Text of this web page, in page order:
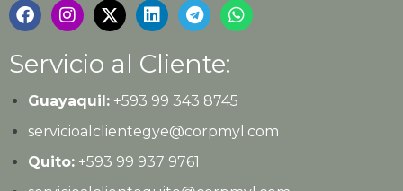
Servicio al Cliente:
Guayaquil:+593 99 343 8745
servicioalclientegye@corpmyl.com
Quito:+593 99 937 9761